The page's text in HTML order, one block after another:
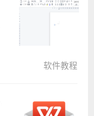
软件教程